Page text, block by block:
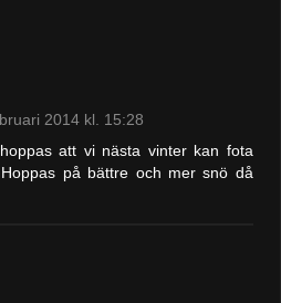
2014 kl. 15:28
att vi nästa vinter kan fota
på bättre och mer snö då